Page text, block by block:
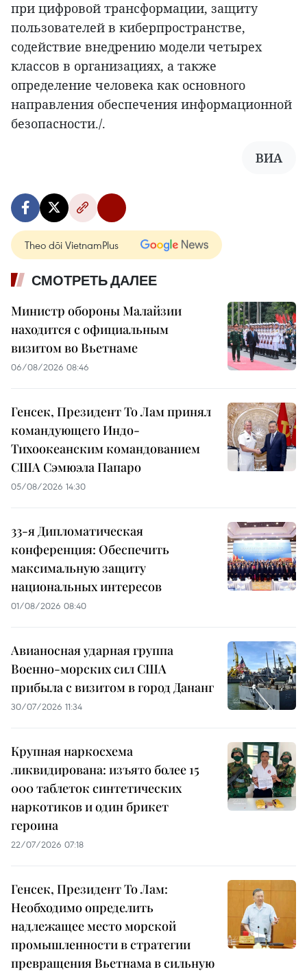
при цифровой трансформации, защиту
пользователей в киберпространстве,
содействие внедрению модели четырех
классов в организациях, а также
определение человека как основного
направления обеспечения информационной
безопасности./.
ВИА
Theo dõi VietnamPlus
СМОТРЕТЬ ДАЛЕЕ
Министр обороны Малайзии
находится с официальным
визитом во Вьетнаме
06/08/2026 08:46
Генсек, Президент То Лам принял
командующего Индо-
Тихоокеанским командованием
США Сэмюэла Папаро
05/08/2026 14:30
33-я Дипломатическая
конференция: Обеспечить
максимальную защиту
национальных интересов
01/08/2026 08:40
Авианосная ударная группа
Военно-морских сил США
прибыла с визитом в город Дананг
30/07/2026 11:34
Крупная наркосхема
ликвидирована: изъято более 15
000 таблеток синтетических
наркотиков и один брикет
героина
22/07/2026 07:18
Генсек, Президент То Лам:
Необходимо определить
надлежащее место морской
промышленности в стратегии
превращения Вьетнама в сильную